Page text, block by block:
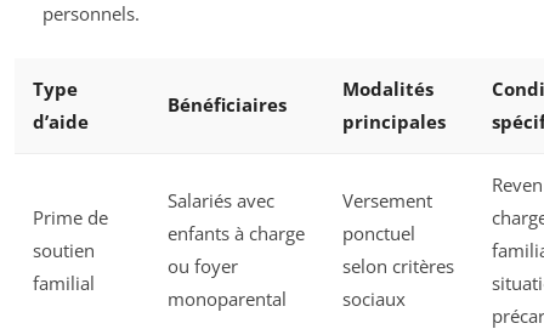
personnels.
Type
d’aide
Bénéficiaires
Modalités
principales
Prime de
soutien
familial
Salariés avec
enfants à charge
ou foyer
monoparental
Versement
ponctuel
selon critères
sociaux